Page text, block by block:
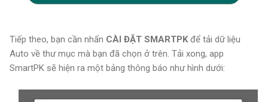
Tiếp theo, bạn cần nhấn CÀI ĐẶT SMARTPKđể tải dữ liệu
Auto về thư mục mà bạn đã chọn ở trên. Tải xong, app
SmartPK sẽ hiện ra một bảng thông báo như hình dưới: